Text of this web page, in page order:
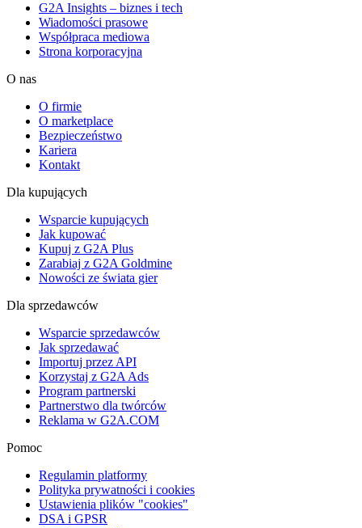
G2A Insights – biznes i tech
Wiadomości prasowe
Współpraca mediowa
Strona korporacyjna
O nas
O firmie
O marketplace
Bezpieczeństwo
Kariera
Kontakt
Dla kupujących
Wsparcie kupujących
Jak kupować
Kupuj z G2A Plus
Zarabiaj z G2A Goldmine
Nowości ze świata gier
Dla sprzedawców
Wsparcie sprzedawców
Jak sprzedawać
Importuj przez API
Korzystaj z G2A Ads
Program partnerski
Partnerstwo dla twórców
Reklama w G2A.COM
Pomoc
Regulamin platformy
Polityka prywatności i cookies
Ustawienia plików "cookies"
DSA i GPSR